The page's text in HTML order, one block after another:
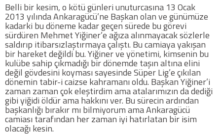
Instagram
Hakkımızda
Hakkımızda
Blog
Künye
Belli bir kesim, o kötü günleri unuturcasına 13 Ocak
2013 yılında Ankaragücü’ne Başkan olan ve günümüze
kadarki bu döneme kadar geçen sürede bu görevi
sürdüren Mehmet Yiğiner’e ağıza alınmayacak sözlerle
saldırıp itibarsızlaştırmaya çalıştı. Bu camiaya yakışan
bir hareket değildi bu. Yiğiner ve yönetimi, kimsenin bu
kulübe sahip çıkmadığı bir dönemde taşın altına elini
değil gövdesini koyması sayesinde Süper Lig’e çıkılan
dönemin tabir-i caizse kahramanı oldu. Başkan Yiğiner’i
zaman zaman çok eleştirdim ama atalarımızın da dediği
gibi yiğidi öldür ama hakkını ver. Bu sürecin ardından
başkanlığı bırakır mı bilmiyorum ama Ankaragücü
camiası tarafından her zaman iyi hatırlatan bir isim
olacağı kesin.